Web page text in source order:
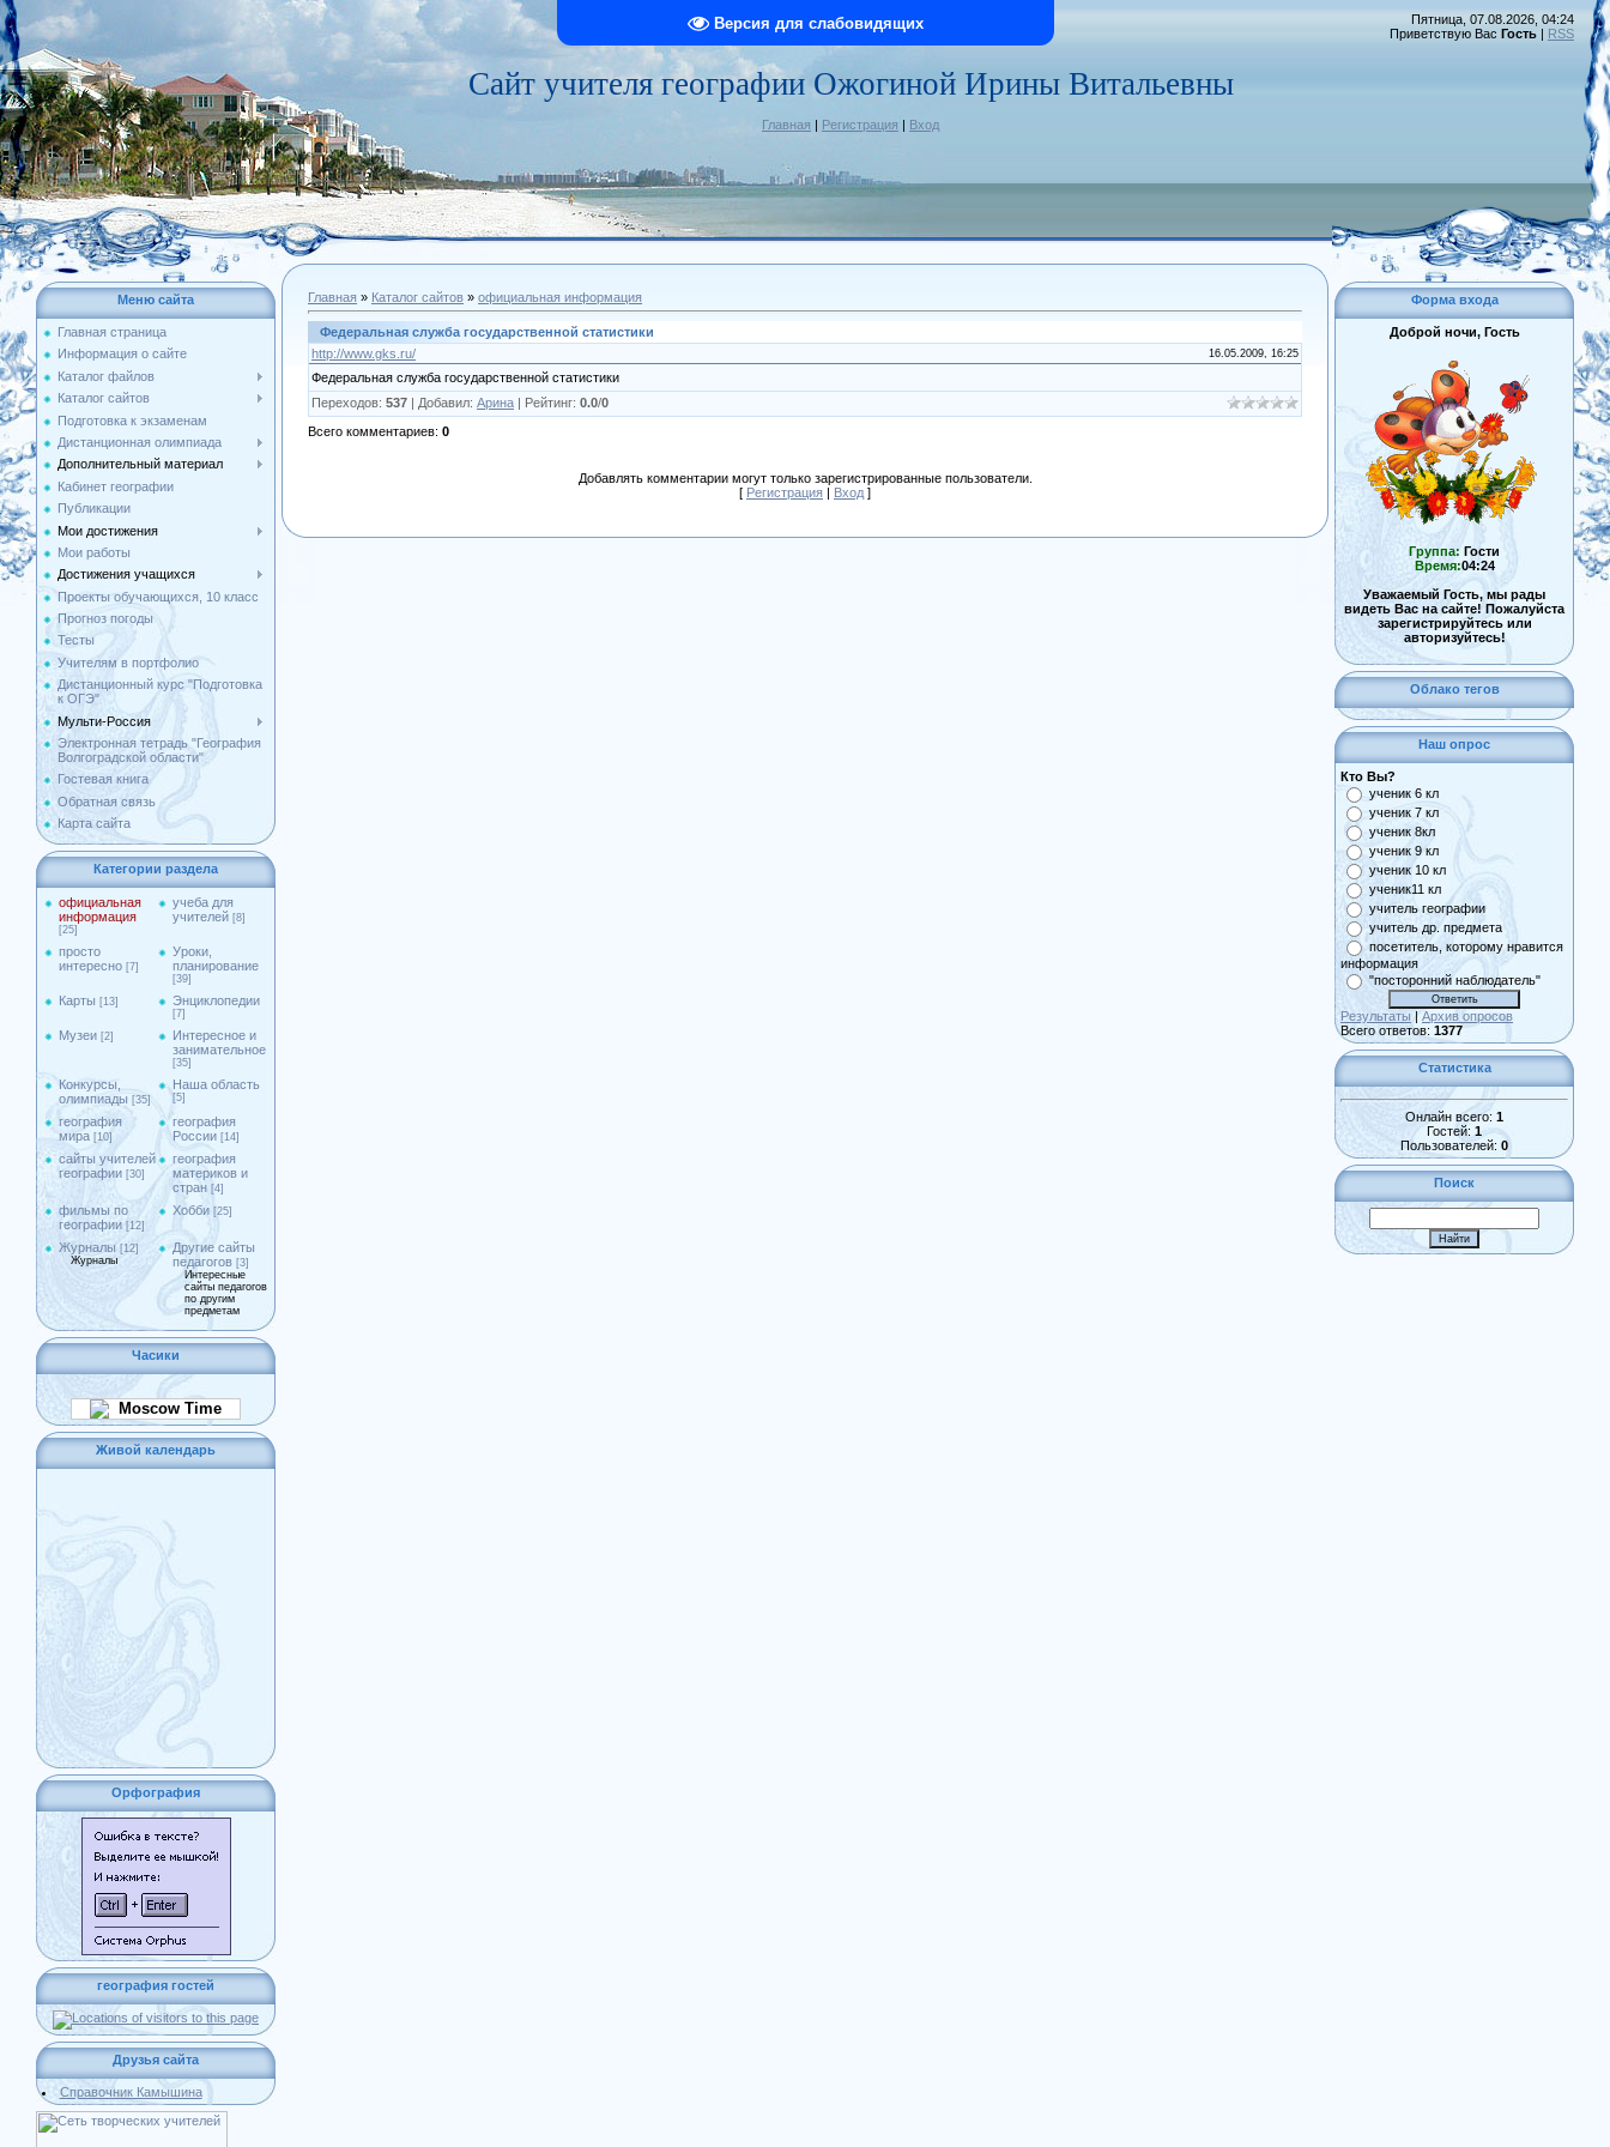
Версия для слабовидящих
Сайт учителя географии Ожогиной Ирины Витальевны
Главная | Регистрация | Вход
Пятница, 07.08.2026, 04:24
Приветствую Вас Гость | RSS
Меню сайта
Главная страница
Информация о сайте
Каталог файлов
Каталог сайтов
Подготовка к экзаменам
Дистанционная олимпиада
Дополнительный материал
Кабинет географии
Публикации
Мои достижения
Мои работы
Достижения учащихся
Проекты обучающихся, 10 класс
Прогноз погоды
Тесты
Учителям в портфолио
Дистанционный курс "Подготовка
к ОГЭ"
Мульти-Россия
Электронная тетрадь "География
Волгоградской области"
Гостевая книга
Обратная связь
Карта сайта
Категории раздела
официальная
информация
[25]
учеба для
учителей [8]
просто
интересно [7]
Уроки,
планирование
[39]
Карты [13] Энциклопедии
[7]
Музеи [2]
Интересное и
занимательное
[35]
Конкурсы,
олимпиады [35]
Наша область
[5]
география
мира [10]
география
России [14]
сайты учителей
географии [30]
география
материков и
стран [4]
фильмы по
географии [12]
Хобби [25]
Журналы [12]
Журналы
Другие сайты
педагогов [3]
Интересные
сайты педагогов
по другим
предметам
Часики
Moscow Time
Живой календарь
Орфография
география гостей
Друзья сайта
Справочник Камышина
Главная » Каталог сайтов » официальная информация
Федеральная служба государственной статистики
http://www.gks.ru/
16.05.2009, 16:25
Федеральная служба государственной статистики
Переходов: 537 | Добавил: Арина | Рейтинг: 0.0/0
Всего комментариев: 0
Добавлять комментарии могут только зарегистрированные пользователи.
[ Регистрация | Вход ]
Форма входа
Доброй ночи, Гость
Группа: Гости
Время:04:24
Уважаемый Гость, мы рады
видеть Вас на сайте! Пожалуйста
зарегистрируйтесь или
авторизуйтесь!
Облако тегов
Наш опрос
Кто Вы?
ученик 6 кл
ученик 7 кл
ученик 8кл
ученик 9 кл
ученик 10 кл
ученик11 кл
учитель географии
учитель др. предмета
посетитель, которому нравится
информация
"посторонний наблюдатель"
Результаты | Архив опросов
Всего ответов: 1377
Статистика
Онлайн всего: 1
Гостей: 1
Пользователей: 0
Поиск